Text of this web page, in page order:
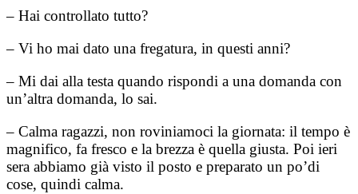
– Hai controllato tutto?
– Vi ho mai dato una fregatura, in questi anni?
– Mi dai alla testa quando rispondi a una domanda con
un’altra domanda, lo sai.
– Calma ragazzi, non roviniamoci la giornata: il tempo è
magnifico, fa fresco e la brezza è quella giusta. Poi ieri
sera abbiamo già visto il posto e preparato un po’di
cose, quindi calma.